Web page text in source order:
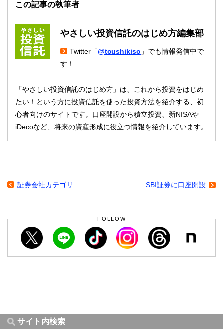
この記事の執筆者
やさしい投資信託のはじめ方編集部
Twitter「@toushikiso 」でも情報発信中で
す！
「やさしい投資信託のはじめ方」は、これから投資をはじめ
たい！という方に投資信託を使った投資方法を紹介する、初
心者向けのサイトです。口座開設から積立投資、新NISAや
iDecoなど、将来の資産形成に役立つ情報を紹介しています。
証券会社カテゴリ SBI証券に口座開設
FOLLOW
サイト内検索